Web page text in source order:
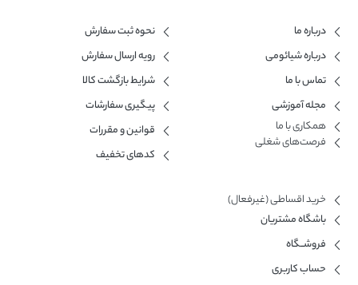
درباره ما
درباره شیائومی
تماس با ما
مجله آموزشی
همکاری با ما​
فرصت‌های شغلی
نحوه ثبت سفارش
رویه ارسال سفارش
شرایط بازگشت کالا
پیگیری سفارشات
قوانین و مقررات
کدهای تخفیف
خرید اقساطی (غیرفعال)
باشگاه مشتریان
فروشــگاه
حساب کاربری